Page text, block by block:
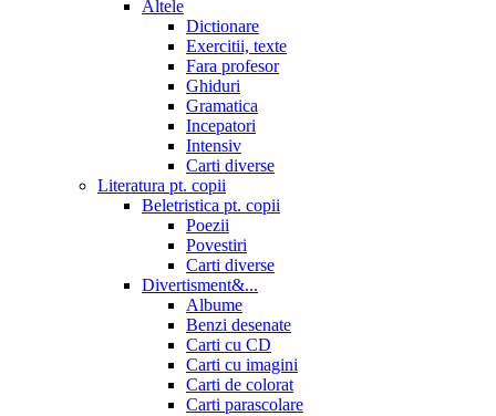
Altele
Dictionare
Exercitii, texte
Fara profesor
Ghiduri
Gramatica
Incepatori
Intensiv
Carti diverse
Literatura pt. copii
Beletristica pt. copii
Poezii
Povestiri
Carti diverse
Divertisment&...
Albume
Benzi desenate
Carti cu CD
Carti cu imagini
Carti de colorat
Carti parascolare